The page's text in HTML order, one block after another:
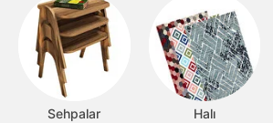
Sehpalar Halı